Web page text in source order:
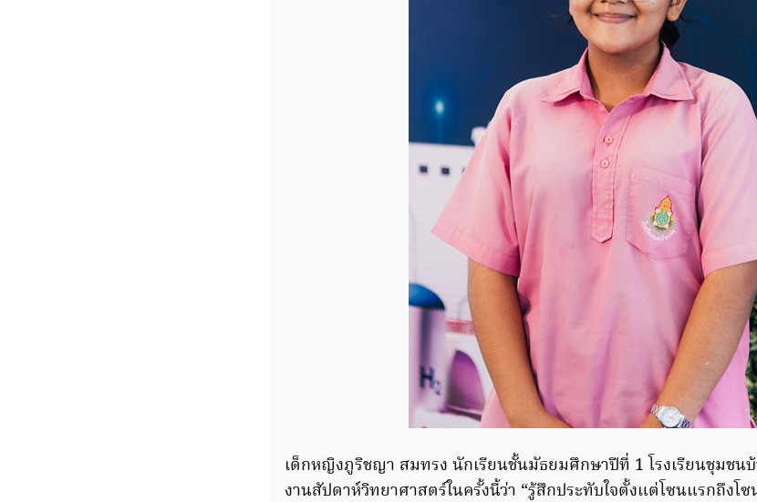
เด็กหญิงภูริชญา สมทรง นักเรียนชั้นมัธยมศึกษาปีที่ 1 โรงเรียนชุมชนบ้
งานสัปดาห์วิทยาศาสตร์ในครั้งนี้ว่า “รู้สึกประทับใจตั้งแต่โซนแรกถึงโซ